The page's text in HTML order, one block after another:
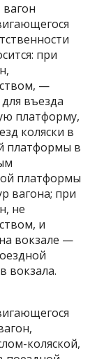
при
—
въезда
платформу,
коляски в
платформы в
платформы
вагона; при
не
и
вокзале —
вокзала.
коляской,